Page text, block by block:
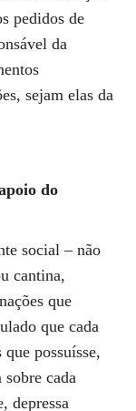
pedidos de
da
sejam elas da
do
social – não
cantina,
que
que cada
possuísse,
sobre cada
depressa